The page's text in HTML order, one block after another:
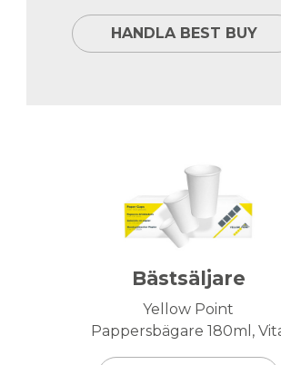
HANDLA BEST BUY
Bästsäljare
Yellow Point
Pappersbägare 180ml,